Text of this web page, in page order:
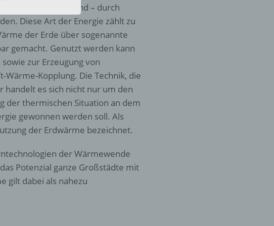
vorhanden sind – durch
Diese Art der Energie zählt zu
der Erde über sogenannte
gemacht. Genutzt werden kann
zur Erzeugung von
Kopplung. Die Technik, die
es sich nicht nur um den
der thermischen Situation an dem
gewonnen werden soll. Als
der Erdwärme bezeichnet.
der Wärmewende
Potenzial ganze Großstädte mit
gilt dabei als nahezu
eine natürliche
mittels
einer
oder zu
der
natürlichen
von dem für die